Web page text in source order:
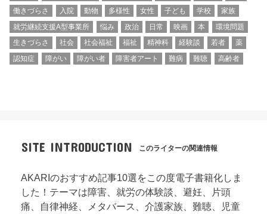
働きづらさ
入院 動物 多様性 女性 子ども 学校
家族
就労継続支援A型事業所
悩み 政治 日常 映画 本
環境問題
生きづらさ
社会 社会福祉 福祉 精神科 経験談 若者
薬
認知症
障がい 障がい者 障害者アート 難病 難聴 高齢者
SITE INTRODUCTION このライターの関連情報
AKARIのおすすめ記事10選をこの度電子書籍化しま
した！テーマは障害、就労の体験談、避妊、片頭
痛、自律神経、メタバース、介護家族、難聴、児童